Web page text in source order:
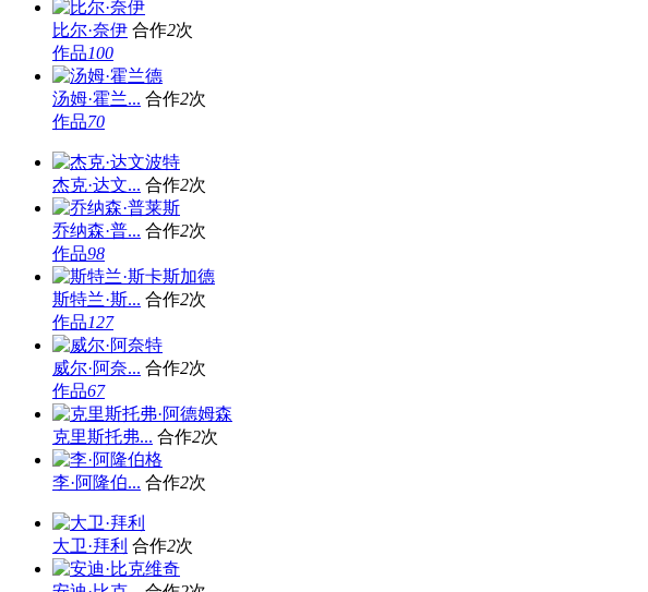
比尔·奈伊 合作2次
作品100
汤姆·霍兰... 合作2次
作品70
杰克·达文... 合作2次
乔纳森·普... 合作2次
作品98
斯特兰·斯... 合作2次
作品127
威尔·阿奈... 合作2次
作品67
克里斯托弗... 合作2次
李·阿隆伯... 合作2次
大卫·拜利 合作2次